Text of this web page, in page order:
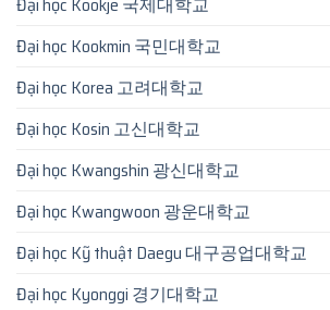
Đại học Kookmin 국민대학교
Đại học Korea 고려대학교
Đại học Kosin 고신대학교
Đại học Kwangshin 광신대학교
Đại học Kwangwoon 광운대학교
Đại học Kỹ thuật Daegu 대구공업대학교
Đại học Kyonggi 경기대학교